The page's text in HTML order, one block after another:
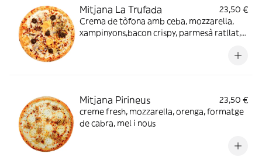
Mitjana La Trufada
23,50 €
Crema de tòfona amb ceba, mozzarella,
xampinyons,bacon crispy, parmesà ratllat,
Mitjana Pirineus
23,50 €
creme fresh, mozzarella, orenga, formatge
de cabra, mel i nous